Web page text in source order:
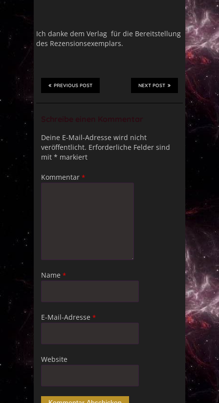
Ich danke dem Verlag für die Bereitstellung
des Rezensionsexemplars.
NEXT POST
PREVIOUS POST
Deine E-Mail-Adresse wird nicht
veröffentlicht. Erforderliche Felder sind
mit * markiert
Kommentar *
Name *
E-Mail-Adresse *
Website